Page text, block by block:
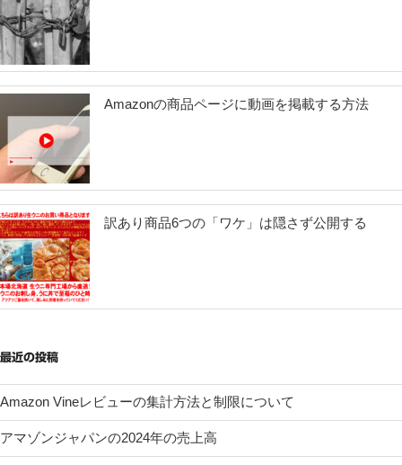
Amazonの商品ページに動画を掲載する方法
訳あり商品6つの「ワケ」は隠さず公開する
最近の投稿
Amazon Vineレビューの集計方法と制限について
アマゾンジャパンの2024年の売上高